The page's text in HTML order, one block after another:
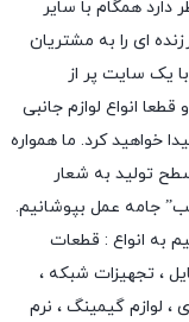
همگام با سایر
ای را به مشتریان
یک سایت پر از
انواع لوازم جانبی
خواهید کرد. ما همواره
تولید به شعار
جامه عمل بپوشانیم.
به انواع : قطعات
، تجهیزات شبکه ،
، لوازم گیمینگ ، نرم